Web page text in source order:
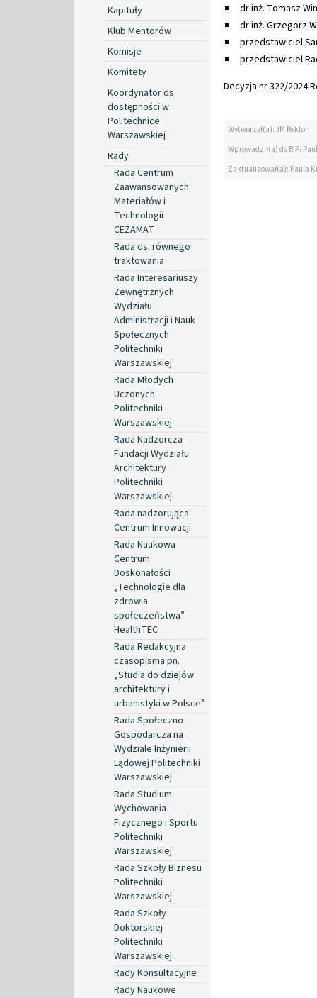
Kapituły
Klub Mentorów
Komisje
Komitety
Koordynator ds.
dostępności w
Politechnice
Warszawskiej
Rady
Rada Centrum
Zaawansowanych
Materiałów i
Technologii
CEZAMAT
Rada ds. równego
traktowania
Rada Interesariuszy
Zewnętrznych
Wydziału
Administracji i Nauk
Społecznych
Politechniki
Warszawskiej
Rada Młodych
Uczonych
Politechniki
Warszawskiej
Rada Nadzorcza
Fundacji Wydziału
Architektury
Politechniki
Warszawskiej
Rada nadzorująca
Centrum Innowacji
Rada Naukowa
Centrum
Doskonałości
„Technologie dla
zdrowia
społeczeństwa”
HealthTEC
Rada Redakcyjna
czasopisma pn.
„Studia do dziejów
architektury i
urbanistyki w Polsce”
Rada Społeczno-
Gospodarcza na
Wydziale Inżynierii
Lądowej Politechniki
Warszawskiej
Rada Studium
Wychowania
Fizycznego i Sportu
Politechniki
Warszawskiej
Rada Szkoły Biznesu
Politechniki
Warszawskiej
Rada Szkoły
Doktorskiej
Politechniki
Warszawskiej
Rady Konsultacyjne
Rady Naukowe
dr inż. Tomasz
dr inż. Grzegorz
przedstawiciel
przedstawiciel
Decyzja nr 322/2024
Wytworzył(a): JM Rektor
Wprowadził(a) do BIP:
Zaktualizował(a): Paula